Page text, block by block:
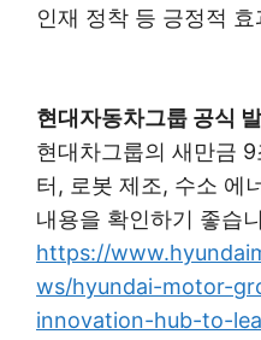
인재 정착 등 긍정적
현대자동차그룹 공식
현대차그룹의 새만금
터, 로봇 제조, 수소 에
내용을 확인하기 좋습
https://
ws/hyundai-motor-
innovation-hub-to-